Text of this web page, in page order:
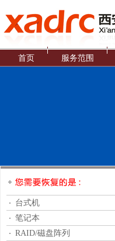
首页 服务范围
台式机
笔记本
RAID/磁盘阵列